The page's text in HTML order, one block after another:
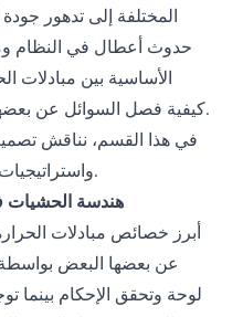
المختلفة إلى تدهور
حدوث أعطال في النظام
الأساسية بين مبادلات
كيفية فصل السوائل عن بعضها البعض وكيفية تحقيق الإحكام.
في هذا القسم، نناقش
واستراتيجيات الأمان لكلتا التقنيتين بالتفصيل.
هندسة الحشيات
أبرز خصائص مبادلات
عن بعضها البعض
لوحة وتحقق الإحكام بينما